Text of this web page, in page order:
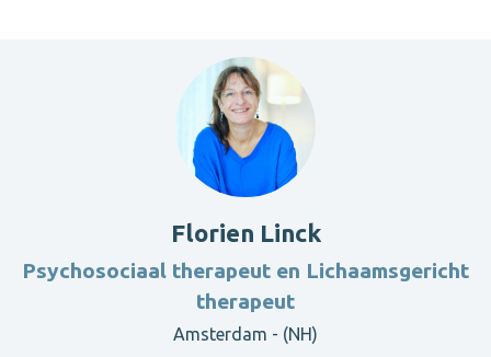
Florien Linck
Psychosociaal therapeut en Lichaamsgericht
therapeut
Amsterdam - (NH)